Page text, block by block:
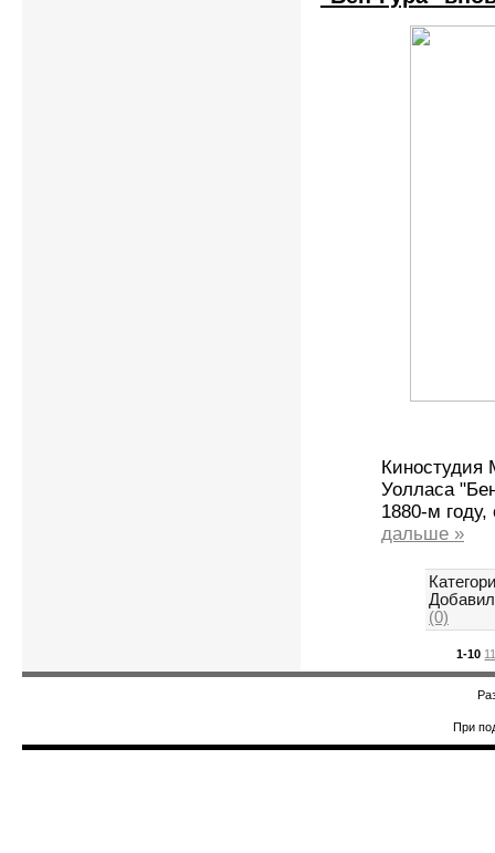
Киностудия
Уолласа
1880-м
дальше »
(0)
1-10
При